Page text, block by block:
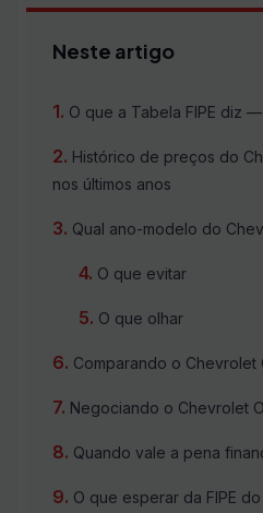
Neste artigo
O que a Tabela FIPE diz
Histórico de preços do
nos últimos anos
Qual ano-modelo do
O que evitar
O que olhar
Comparando o Chevrolet
Negociando o Chevrolet
Quando vale a pena
O que esperar da FIPE